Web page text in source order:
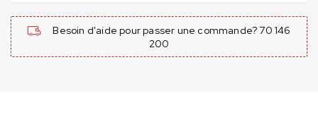
Besoin d'aide pour passer une commande? 70 146
200